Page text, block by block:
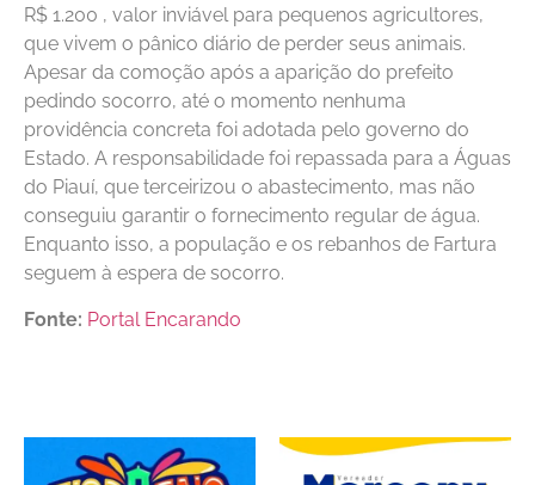
R$ 1.200 , valor inviável para pequenos agricultores,
que vivem o pânico diário de perder seus animais.
Apesar da comoção após a aparição do prefeito
pedindo socorro, até o momento nenhuma
providência concreta foi adotada pelo governo do
Estado. A responsabilidade foi repassada para a Águas
do Piauí, que terceirizou o abastecimento, mas não
conseguiu garantir o fornecimento regular de água.
Enquanto isso, a população e os rebanhos de Fartura
seguem à espera de socorro.
Fonte: Portal Encarando